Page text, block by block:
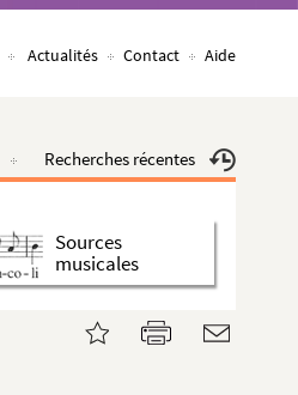
Actualités Contact Aide
Recherches récentes
Sources
musicales